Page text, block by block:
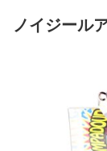
ノイジール